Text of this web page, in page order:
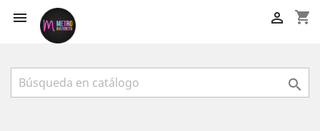
 shopping_cart

